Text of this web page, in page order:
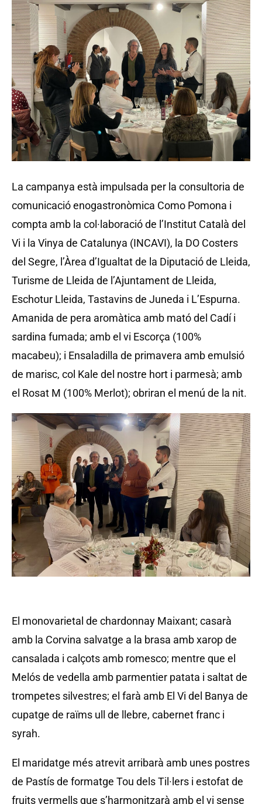
La campanya està impulsada per la consultoria de
comunicació enogastronòmica Como Pomona i
compta amb la col·laboració de l’Institut Català del
Vi i la Vinya de Catalunya (INCAVI), la DO Costers
del Segre, l’Àrea d’Igualtat de la Diputació de Lleida,
Turisme de Lleida de l’Ajuntament de Lleida,
Eschotur Lleida, Tastavins de Juneda i L’Espurna.
Amanida de pera aromàtica amb mató del Cadí i
sardina fumada; amb el vi Escorça (100%
macabeu); i Ensaladilla de primavera amb emulsió
de marisc, col Kale del nostre hort i parmesà; amb
el Rosat M (100% Merlot); obriran el menú de la nit.
El monovarietal de chardonnay Maixant; casarà
amb la Corvina salvatge a la brasa amb xarop de
cansalada i calçots amb romesco; mentre que el
Melós de vedella amb parmentier patata i saltat de
trompetes silvestres; el farà amb El Vi del Banya de
cupatge de raïms ull de llebre, cabernet franc i
syrah.
El maridatge més atrevit arribarà amb unes postres
de Pastís de formatge Tou dels Til·lers i estofat de
fruits vermells que s’harmonitzarà amb el vi sense